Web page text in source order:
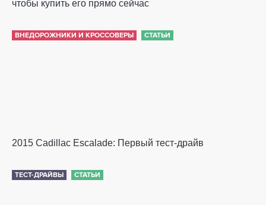
чтобы купить его прямо сейчас
ВНЕДОРОЖНИКИ И КРОССОВЕРЫ СТАТЬИ
2015 Cadillac Escalade: Первый тест-драйв
ТЕСТ-ДРАЙВЫ СТАТЬИ